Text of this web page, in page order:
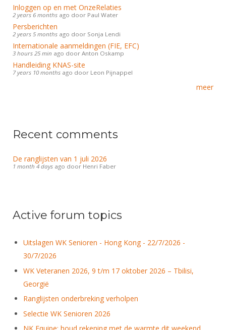
Bondsbureau
Contact
Medewerkers
Samenwerking
Formulieren
Witte Vlekkenplan
Wedstrijdkalender
KNAS Keurmerk
NK's
JPT
Wedstrijdorganisatie
Aanvragen van scheidsrechters
Verwerk wedstrijduitslagen
NK organiseren
Promotie en logo
Geschiedenis van het schermen
Internationale aanmeldingen
Leraar
Voor scheidsrechters
Nieuws
Scheidsrechterslijst
Tuchtzaken
ALV
Inloggen op en met OnzeRelaties
2 years 6 months ago door Paul Water
Persberichten
2 years 5 months ago door Sonja Lendi
Internationale aanmeldingen (FIE, EFC)
3 hours 25 min ago door Anton Oskamp
Handleiding KNAS-site
7 years 10 months ago door Leon Pijnappel
meer
Recent comments
De ranglijsten van 1 juli 2026
1 month 4 days ago door Henri Faber
Active forum topics
Uitslagen WK Senioren - Hong Kong - 22/7/2026 -
30/7/2026
WK Veteranen 2026, 9 t/m 17 oktober 2026 – Tbilisi,
Georgië
Ranglijsten onderbreking verholpen
Selectie WK Senioren 2026